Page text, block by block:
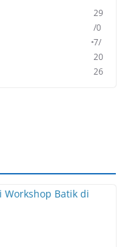
29
/0
7/
20
26